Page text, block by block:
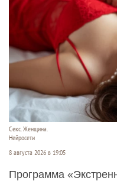
Секс. Женщина.
Нейросети
8 августа 2026 в 19:05
Программа